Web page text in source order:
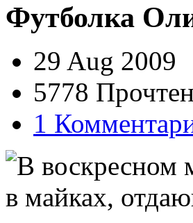
Футболка
29 Aug 2009
5778
1
В воскресном
в майках,